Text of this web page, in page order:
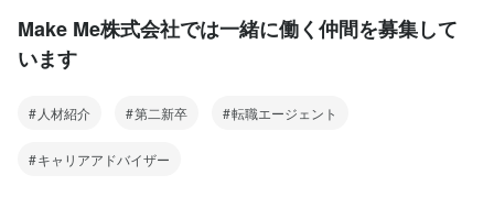
Make Me株式会社では一緒に働く仲間を募集して
います
人材紹介 第二新卒 転職エージェント
キャリアアドバイザー